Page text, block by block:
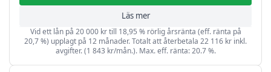
Läs mer
Vid ett lån på 20 000 kr till 18,95 % rörlig årsränta (eff. ränta på
20,7 %) upplagt på 12 månader. Totalt att återbetala 22 116 kr inkl.
avgifter. (1 843 kr/mån.). Max. eff. ränta: 20.7 %.